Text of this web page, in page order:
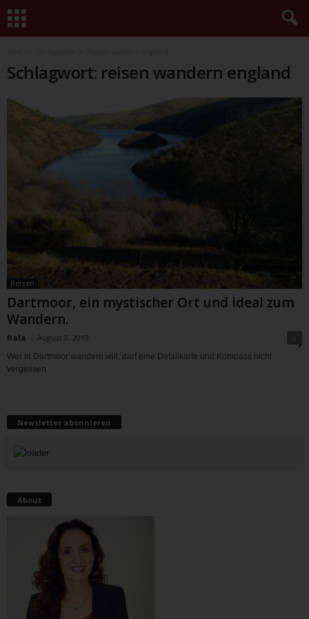
Schlagwort: reisen wandern england
Reisen
Dartmoor, ein mystischer Ort und ideal zum
Wandern.
fiala - August 8, 2019
Wer in Dartmoor wandern will, darf eine Detailkarte und Kompass nicht
vergessen.
Newsletter abonnieren
About